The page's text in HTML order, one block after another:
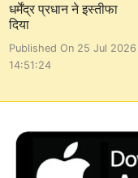
धर्मेंद्र प्रधान ने इस्तीफा
दिया
Published On 25 Jul 2026
14:51:24